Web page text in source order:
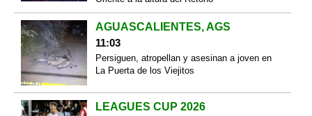
AGUASCALIENTES, AGS
11:03
Persiguen, atropellan y asesinan a joven en
La Puerta de los Viejitos
LEAGUES CUP 2026